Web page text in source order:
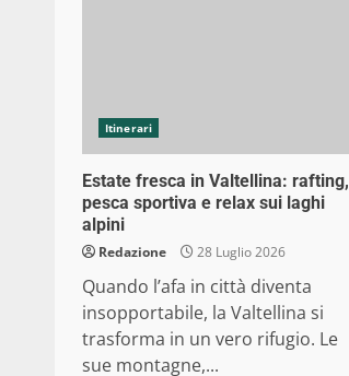
Itinerari
Estate fresca in Valtellina: rafting,
pesca sportiva e relax sui laghi
alpini
Redazione 28 Luglio 2026
Quando l’afa in città diventa
insopportabile, la Valtellina si
trasforma in un vero rifugio. Le
sue montagne,...